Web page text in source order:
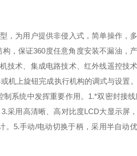
，为用户提供非侵入式，简单操作，
，保证360度任意角度安装不漏油，
技术、集成电路技术、红外线遥控技
机上旋钮完成执行机构的调式与设置
系统中发挥重要作用。 1.*双密封接
采用高清晰、高对比度LCD大显示屏
。5.手动/电动切换于柄，采用半自动